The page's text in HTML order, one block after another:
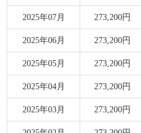
2025年07月 273,200円
2025年06月 273,200円
2025年05月 273,200円
2025年04月 273,200円
2025年03月 273,200円